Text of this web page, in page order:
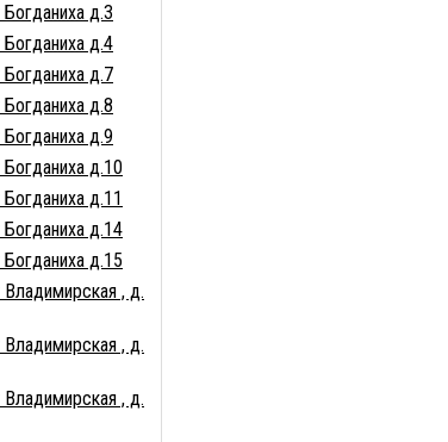
д.3
д.4
д.7
д.8
д.9
д.10
д.11
д.14
д.15
Владимирская , д.
Владимирская , д.
Владимирская , д.